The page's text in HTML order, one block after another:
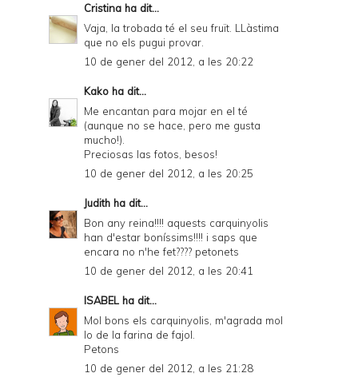
Cristina ha dit...
Vaja, la trobada té el seu fruït. LLàstima
que no els pugui provar.
10 de gener del 2012, a les 20:22
Kako ha dit...
Me encantan para mojar en el té
(aunque no se hace, pero me gusta
mucho!).
Preciosas las fotos, besos!
10 de gener del 2012, a les 20:25
Judith ha dit...
Bon any reina!!!! aquests carquinyolis
han d'estar boníssims!!!! i saps que
encara no n'he fet???? petonets
10 de gener del 2012, a les 20:41
ISABEL ha dit...
Mol bons els carquinyolis, m'agrada mol
lo de la farina de fajol.
Petons
10 de gener del 2012, a les 21:28